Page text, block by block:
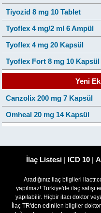
Tiyozid 8 mg 10 Tablet
Tyoflex 4 mg/2 ml 6 Ampül
Tyoflex 4 mg 20 Kapsül
Tyoflex Fort 8 mg 10 Kapsül
Yeni
Canzolix 200 mg 7 Kapsül
Omheal 20 mg 14 Kapsül
İlaç Listesi | ICD 10 |
Aradığınız ilaç bilgileri
yapılmaz! Türkiye'de ilaç satışı
yapılabilir. Hiçbir ilacı doktor
İlaç TR'den edinilen bilgiler